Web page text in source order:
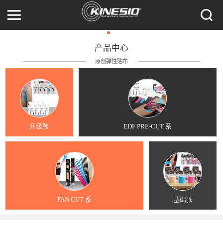
产品中心
原创弹性贴布
升级款 EDF PRE-CUT 系
FAN CUT 系 基础款